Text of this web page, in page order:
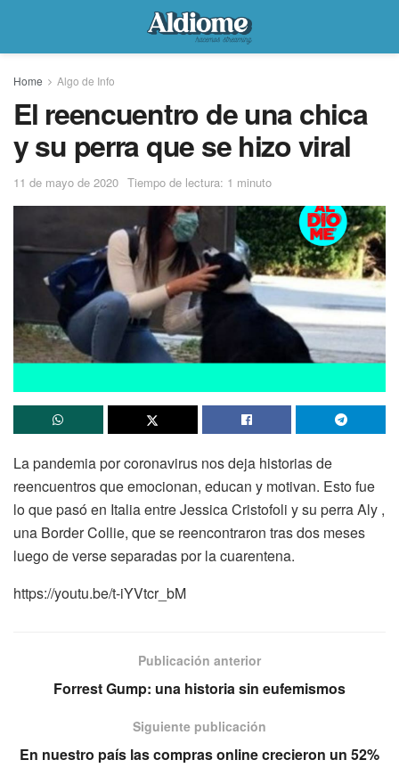
Home Algo de Info
El reencuentro de una chica
y su perra que se hizo viral
11 de mayo de 2020 Tiempo de lectura: 1 minuto
La pandemia por coronavirus nos deja historias de
reencuentros que emocionan, educan y motivan. Esto fue
lo que pasó en Italia entre Jessica Cristofoli y su perra Aly ,
una Border Collie, que se reencontraron tras dos meses
luego de verse separadas por la cuarentena.
https://youtu.be/t-iYVtcr_bM
Publicación anterior
Forrest Gump: una historia sin eufemismos
Siguiente publicación
En nuestro país las compras online crecieron un 52%